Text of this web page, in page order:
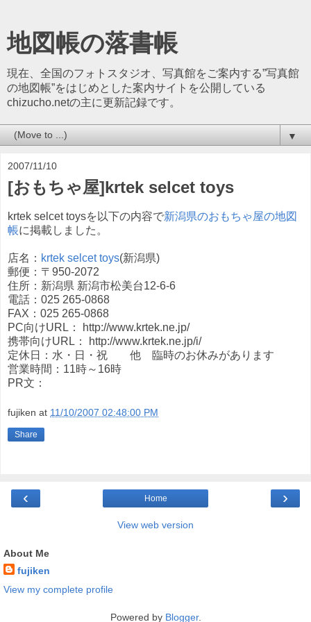
地図帳の落書帳
現在、全国のフォトスタジオ、写真館をご案内する”写真館
の地図帳”をはじめとした案内サイトを公開している
chizucho.netの主に更新記録です。
▼
2007/11/10
[おもちゃ屋]krtek selcet toys
krtek selcet toysを以下の内容で新潟県のおもちゃ屋の地図
帳に掲載しました。
店名： krtek selcet toys(新潟県)
郵便：〒950-2072
住所：新潟県 新潟市松美台12-6-6
電話：025 265-0868
FAX：025 265-0868
PC向けURL： http://www.krtek.ne.jp/
携帯向けURL： http://www.krtek.ne.jp/i/
定休日：水・日・祝 他 臨時のお休みがあります
営業時間：11時～16時
PR文：
fujiken at 11/10/2007 02:48:00 PM
Share
‹ ›
Home
View web version
About Me
fujiken
View my complete profile
Powered by Blogger.